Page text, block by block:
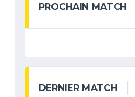
PROCHAIN MATCH
DERNIER MATCH